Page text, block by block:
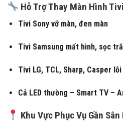
Hỗ Trợ Thay Màn Hình
Tivi Sony vỡ màn, đen màn
Tivi Samsung mất hình, sọc
Tivi LG, TCL, Sharp, Casper
Cả LED thường – Smart TV –
Khu Vực Phục Vụ Gần